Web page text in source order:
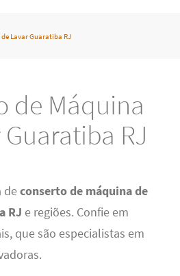
Lavar Guaratiba RJ
de Máquina
RJ
deconserto de máquina de
RJ e regiões. Confie em
que são especialistas em